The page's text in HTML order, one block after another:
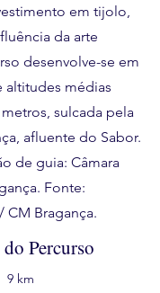
em tijolo,
da arte
desenvolve-se em
altitudes médias
sulcada pela
afluente do Sabor.
de guia: Câmara
Fonte:
CM Bragança.
Percurso
9 km